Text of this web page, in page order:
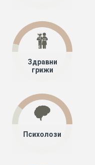
Здравни
грижи
Психолози